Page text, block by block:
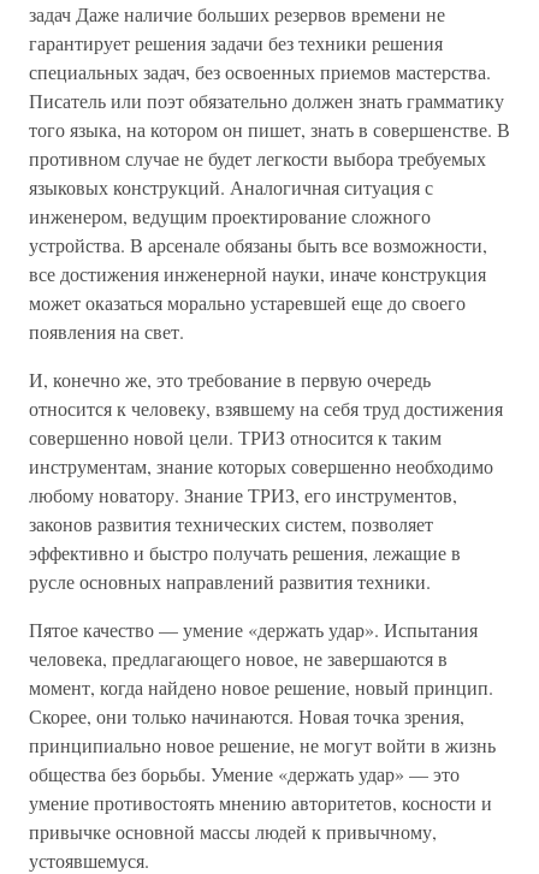
задач Даже наличие больших резервов времени не
гарантирует решения задачи без техники решения
специальных задач, без освоенных приемов мастерства.
Писатель или поэт обязательно должен знать грамматику
того языка, на котором он пишет, знать в совершенстве. В
противном случае не будет легкости выбора требуемых
языковых конструкций. Аналогичная ситуация с
инженером, ведущим проектирование сложного
устройства. В арсенале обязаны быть все возможности,
все достижения инженерной науки, иначе конструкция
может оказаться морально устаревшей еще до своего
появления на свет.
И, конечно же, это требование в первую очередь
относится к человеку, взявшему на себя труд достижения
совершенно новой цели. ТРИЗ относится к таким
инструментам, знание которых совершенно необходимо
любому новатору. Знание ТРИЗ, его инструментов,
законов развития технических систем, позволяет
эффективно и быстро получать решения, лежащие в
русле основных направлений развития техники.
Пятое качество — умение «держать удар». Испытания
человека, предлагающего новое, не завершаются в
момент, когда найдено новое решение, новый принцип.
Скорее, они только начинаются. Новая точка зрения,
принципиально новое решение, не могут войти в жизнь
общества без борьбы. Умение «держать удар» — это
умение противостоять мнению авторитетов, косности и
привычке основной массы людей к привычному,
устоявшемуся.